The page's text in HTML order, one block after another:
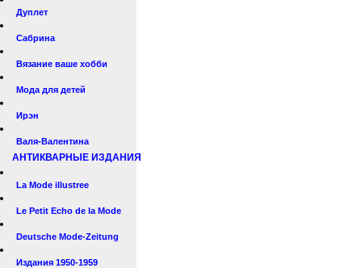
Дуплет
Сабрина
Вязание ваше хобби
Мода для детей
Ирэн
Валя-Валентина
АНТИКВАРНЫЕ ИЗДАНИЯ
La Mode illustree
Le Petit Echo de la Mode
Deutsche Mode-Zeitung
Издания 1950-1959